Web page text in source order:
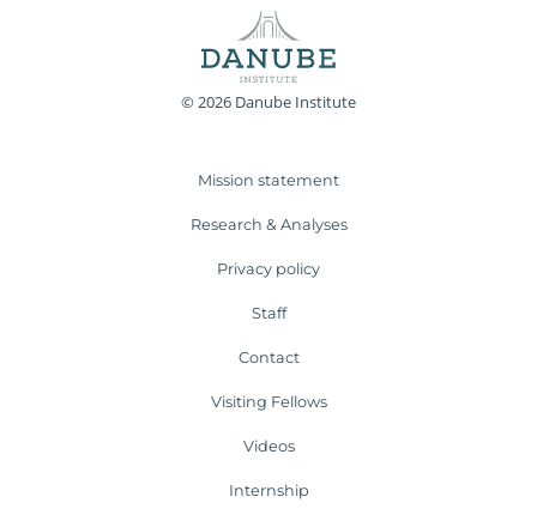
© 2026 Danube Institute
Mission statement
Research & Analyses
Privacy policy
Staff
Contact
Visiting Fellows
Videos
Internship